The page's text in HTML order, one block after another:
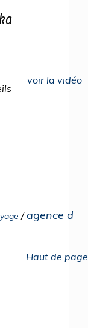
voir la vidéo
/agence d
Haut de page